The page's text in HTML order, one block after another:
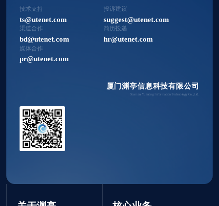
技术支持
ts@utenet.com
投诉建议
suggest@utenet.com
渠道合作
bd@utenet.com
简历投递
hr@utenet.com
媒体合作
pr@utenet.com
厦门渊亭信息科技有限公司
Xiamen Yuanting Information Technology Co.,Ltd.